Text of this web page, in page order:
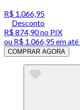
R$ 1.066,95
Desconto
R$ 874,90no PIX
ou R$ 1.066,95em até
COMPRAR AGORA